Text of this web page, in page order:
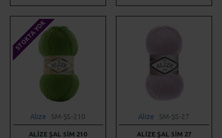
STOKTA YOK
Alize SM-ŞS-210
ALIZE ŞAL SIM 210
Alize SM-ŞS-27
ALIZE ŞAL SIM 27